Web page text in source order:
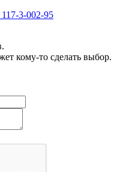
3-002-95
кому-то сделать выбор.